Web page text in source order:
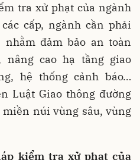
tra xử phạt của ngành
cấp, ngành cần phải
đảm bảo an toàn
nâng cao hạ tầng giao
hệ thống cảnh báo…
Luật Giao thông đường
núi vùng sâu, vùng
kiểm tra xử phạt của